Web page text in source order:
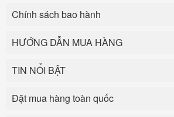
Chính sách bao hành
HƯỚNG DẪN MUA HÀNG
TIN NỔI BẬT
Đặt mua hàng toàn quốc